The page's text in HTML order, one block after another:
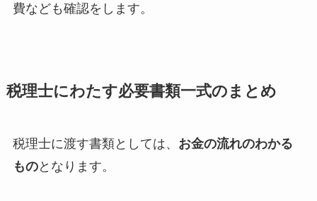
費なども確認をします。
税理士にわたす必要書類一式のまとめ
税理士に渡す書類としては、 お金の流れのわかる
ものとなります。